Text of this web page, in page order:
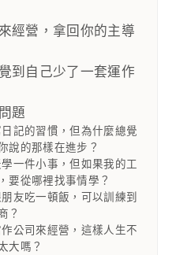
經營，拿回你的主導
到自己少了一套運作
題
記的習慣，但為什麼總覺
說的那樣在進步？
一件小事，但如果我的工
要從哪裡找事情學？
友吃一頓飯，可以訓練到
？
公司來經營，這樣人生不
大嗎？